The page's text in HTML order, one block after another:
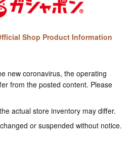
Shop Product Information
new coronavirus, the operating
from the posted content. Please
actual store inventory may differ.
or suspended without notice.